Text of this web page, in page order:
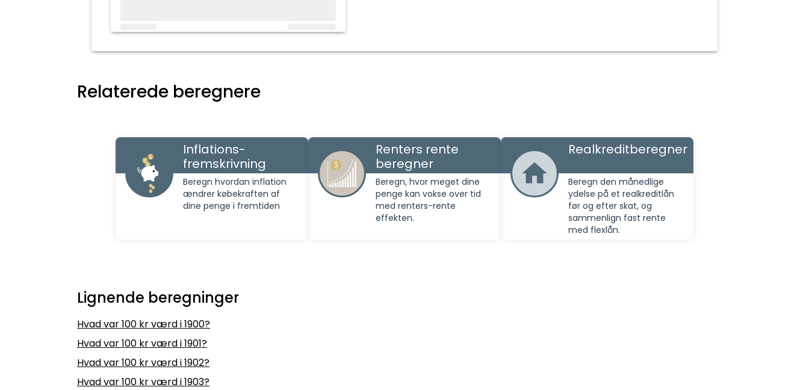
Relaterede beregnere
Inflations-
fremskrivning
Beregn hvordan inflation
ændrer købekraften af
dine penge i fremtiden
Renters rente
beregner
Beregn, hvor meget dine
penge kan vokse over tid
med renters-rente
effekten.
Realkreditberegner
Beregn den månedlige
ydelse på et realkreditlån
før og efter skat, og
sammenlign fast rente
med flexlån.
Lignende beregninger
Hvad var 100 kr værd i 1900?
Hvad var 100 kr værd i 1901?
Hvad var 100 kr værd i 1902?
Hvad var 100 kr værd i 1903?